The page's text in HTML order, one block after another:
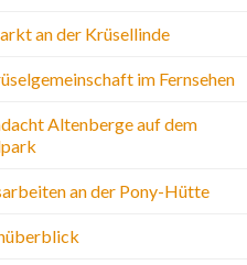
an der Krüsellinde
im Fernsehen
Altenberge auf dem
an der Pony-Hütte